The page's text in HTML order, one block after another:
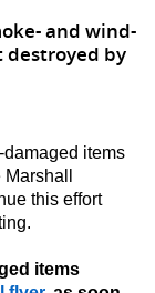
and wind-
destroyed by
damaged items
this effort
.
items